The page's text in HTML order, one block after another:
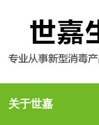
关于世嘉